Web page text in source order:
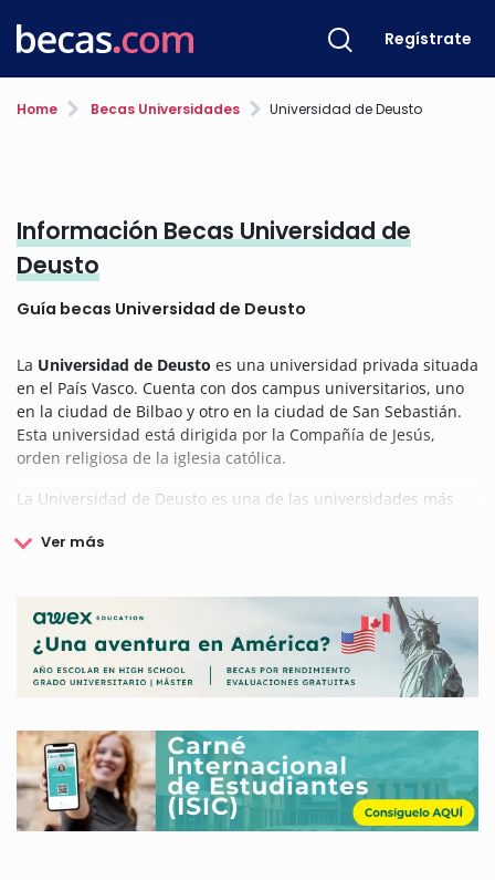
Regístrate
Home Becas Universidades Universidad de Deusto
Información Becas Universidad de
Deusto
Guía becas Universidad de Deusto
La Universidad de Deusto es una universidad privada situada
en el País Vasco. Cuenta con dos campus universitarios, uno
en la ciudad de Bilbao y otro en la ciudad de San Sebastián.
Esta universidad está dirigida por la Compañía de Jesús,
orden religiosa de la iglesia católica.
La Universidad de Deusto es una de las universidades más
estudiantes siete facultades y escuelas entre las que
Deusto Business School, la facultad de Psicología y Educación,
Ciencias Sociales y Humanas y la Facultad de Medicina.
La Universidad de Deusto cuenta con un programa propio de
becas y ayudas dirigidas a los estudiantes matriculados de
esta universidad que no estén en posesión de un titulo oficial.
Además la Universidad de Deusto convoca diferentes becas
en colaboración con otras entidades y fundaciones que
ayudarán a financiar becas de movilidad, colaboración, etc.
En esta página encontrarás toda la información sobre las
becas, ayudas y premios que ofrece la Universidad de Deusto,